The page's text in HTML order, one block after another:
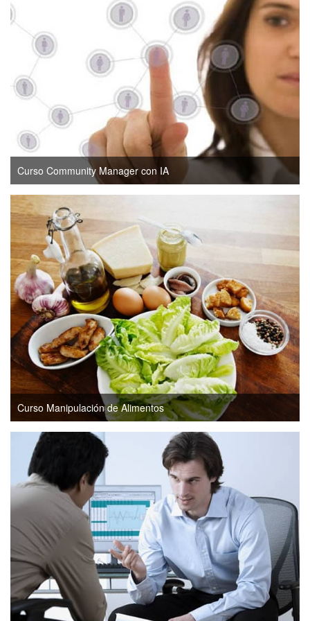
Curso Community Manager con IA
Curso Manipulación de Alimentos